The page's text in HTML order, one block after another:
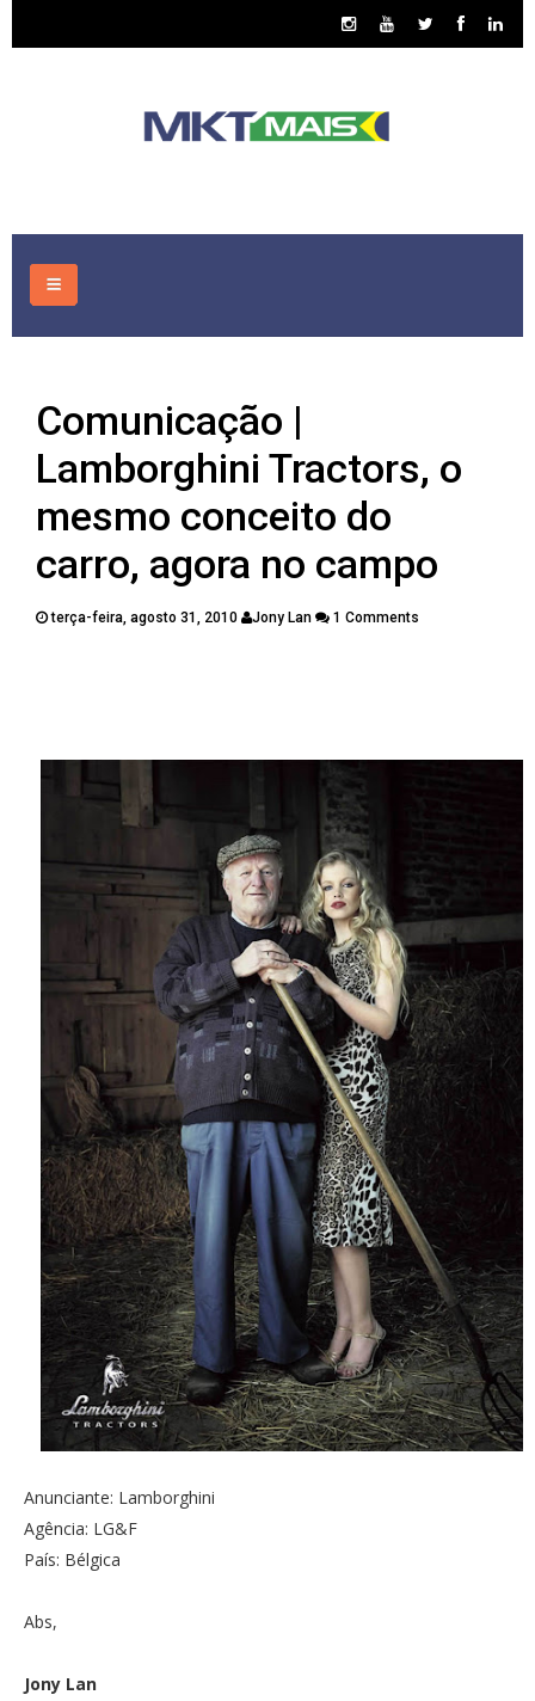
CONSULTORIA
ASSUNTOS
PUBLICAÇÕES
Comunicação |
Lamborghini Tractors, o
mesmo conceito do
carro, agora no campo
terça-feira, agosto 31, 2010 Jony Lan 1 Comments
Anunciante: Lamborghini
Agência: LG&F
País: Bélgica
Abs,
Jony Lan